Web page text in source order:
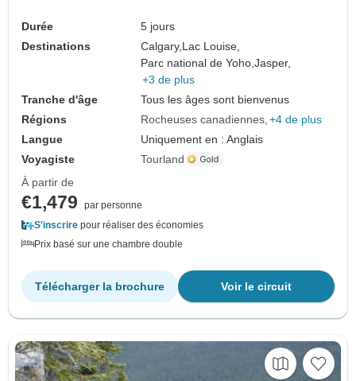
Durée
5 jours
Destinations
Calgary, Lac Louise,
Parc national de Yoho,Jasper,
+3 de plus
Tranche d'âge
Tous les âges sont bienvenus
Régions
Rocheuses canadiennes +4 de plus
Langue
Uniquement en : Anglais
Voyagiste
Tourland
À partir de
€1,479
par personne
S'inscrire pour réaliser des économies
Prix basé sur une chambre double
Voir le circuit
Télécharger la brochure